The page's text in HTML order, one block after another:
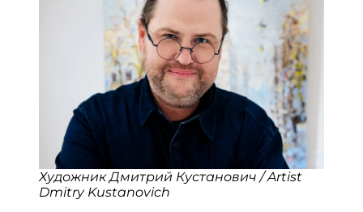
Художник Дмитрий Кустанович / Artist
Dmitry Kustanovich